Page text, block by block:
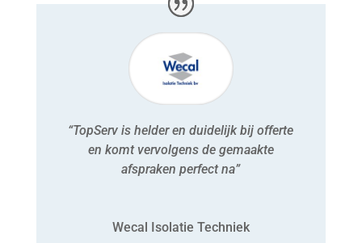
“TopServ is helder en duidelijk bij offerte
en komt vervolgens de gemaakte
afspraken perfect na”
Wecal Isolatie Techniek